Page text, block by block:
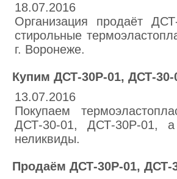
18.07.2016
Организация продаёт
стирольные
г. Воронеже.
Купим ДСТ-30Р-01, ДСТ-30-
13.07.2016
Покупаем
ДСТ-30-01, ДСТ-30Р-01,
неликвиды.
Продаём ДСТ-30Р-01, ДСТ-